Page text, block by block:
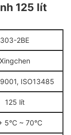
125 lít
303-2BE
Xingchen
ISO13485
125 lít
5°C ~ 70°C